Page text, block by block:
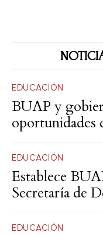
EDUCACIÓN
BUAP y
oportunidades
EDUCACIÓN
Establece
Secretaría de
EDUCACIÓN